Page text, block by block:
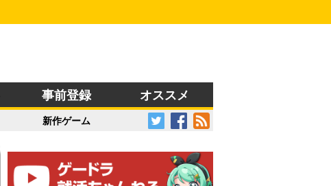
事前登録 オススメ
新作ゲーム